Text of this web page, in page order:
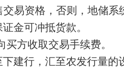
易资格，否则，地储系
金可冲抵货款。
方收取交易手续费。
建行，汇至农发行量